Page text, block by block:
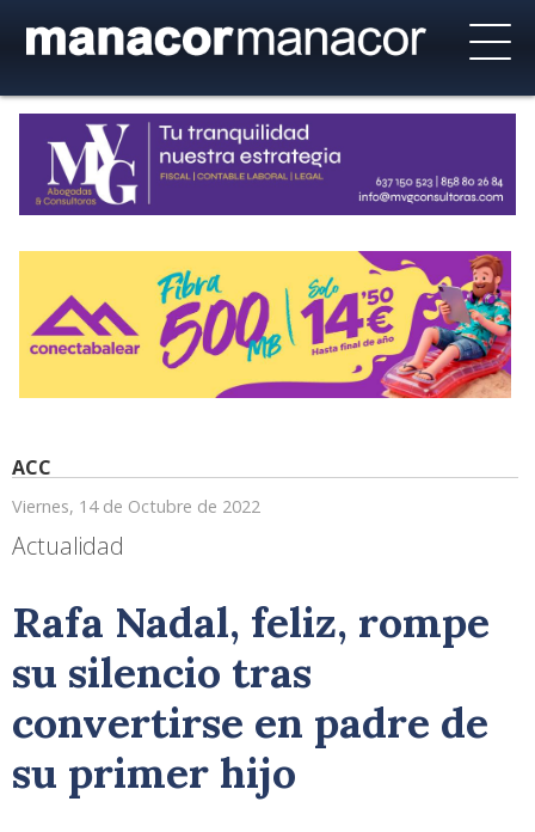
ACC
Viernes, 14 de Octubre de 2022
Actualidad
Rafa Nadal, feliz, rompe
su silencio tras
convertirse en padre de
su primer hijo